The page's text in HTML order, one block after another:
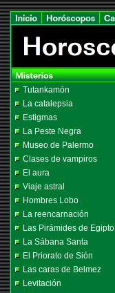
Tutankamón
La catalepsia
Estigmas
La Peste Negra
Museo de Palermo
Clases de vampiros
El aura
Viaje astral
Hombres Lobo
La reencarnación
Las Pirámides de Egipto
La Sábana Santa
El Priorato de Sión
Las caras de Belmez
Levitación